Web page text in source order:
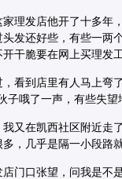
理发店他开了十多年
发还好些，有些一两
干脆要在网上买理发
看到店里有人马上弯
子哦了一声，有些失望
又在凯西社区附近走
，几乎是隔一小段路
门口张望，问我是不